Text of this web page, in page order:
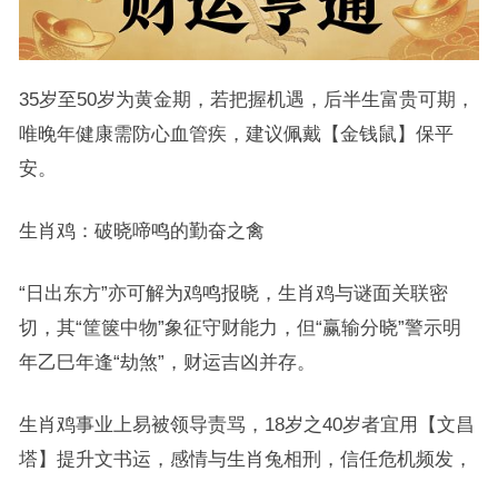
35岁至50岁为黄金期，若把握机遇，后半生富贵可期，
唯晚年健康需防心血管疾，建议佩戴【金钱鼠】保平
安。
生肖鸡：破晓啼鸣的勤奋之禽
“日出东方”亦可解为鸡鸣报晓，生肖鸡与谜面关联密
切，其“筐箧中物”象征守财能力，但“赢输分晓”警示明
年乙巳年逢“劫煞”，财运吉凶并存。
生肖鸡事业上易被领导责骂，18岁之40岁者宜用【文昌
塔】提升文书运，感情与生肖兔相刑，信任危机频发，